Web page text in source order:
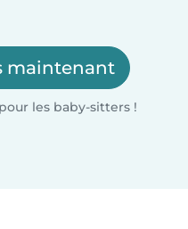
maintenant
les baby-sitters !